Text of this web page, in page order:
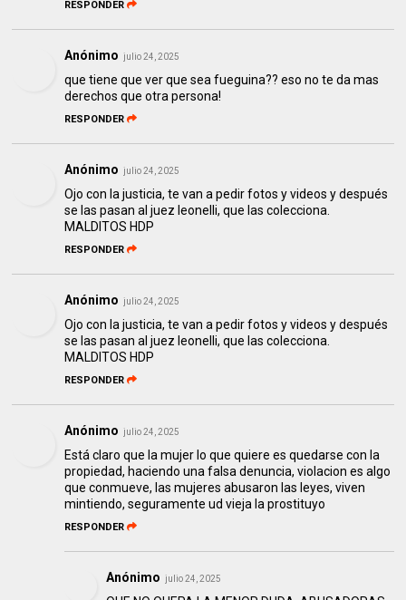
RESPONDER
Anónimo julio 24, 2025
que tiene que ver que sea fueguina?? eso no te da mas
derechos que otra persona!
RESPONDER
Anónimo julio 24, 2025
Ojo con la justicia, te van a pedir fotos y videos y después
se las pasan al juez leonelli, que las colecciona.
MALDITOS HDP
RESPONDER
Anónimo julio 24, 2025
Ojo con la justicia, te van a pedir fotos y videos y después
se las pasan al juez leonelli, que las colecciona.
MALDITOS HDP
RESPONDER
Anónimo julio 24, 2025
Está claro que la mujer lo que quiere es quedarse con la
propiedad, haciendo una falsa denuncia, violacion es algo
que conmueve, las mujeres abusaron las leyes, viven
mintiendo, seguramente ud vieja la prostituyo
RESPONDER
Anónimo julio 24, 2025